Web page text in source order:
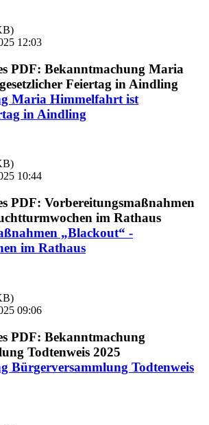
12:03
Maria Himmelfahrt ist
in Aindling
10:44
„Blackout“ -
im Rathaus
09:06
Bürgerversammlung Todtenweis